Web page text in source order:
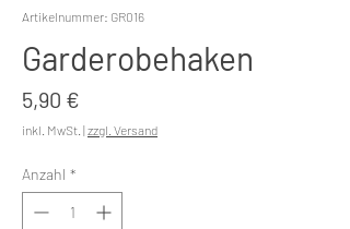
Artikelnummer: GR016
Garderobehaken
5,90 €
inkl. MwSt. |zzgl. Versand
Anzahl *